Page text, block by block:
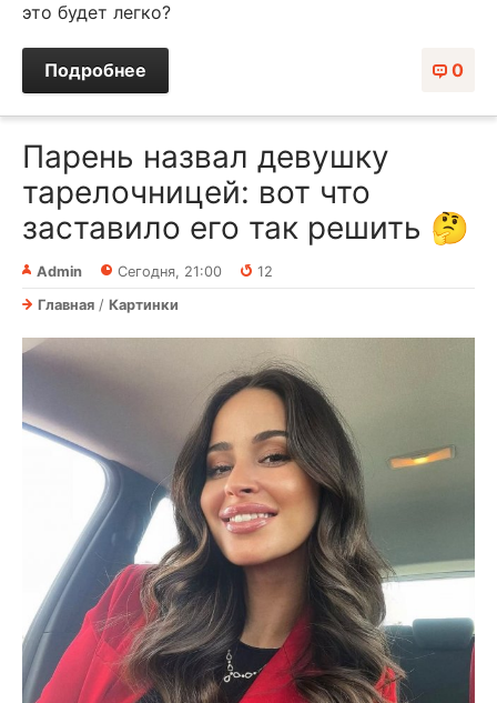
это будет легко?
0
Подробнее
Парень назвал девушку
тарелочницей: вот что
заставило его так решить 🤔
Admin Сегодня, 21:00
12
Главная / Картинки